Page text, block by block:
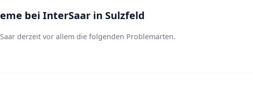
bei InterSaar in Sulzfeld
derzeit vor allem die folgenden Problemarten.